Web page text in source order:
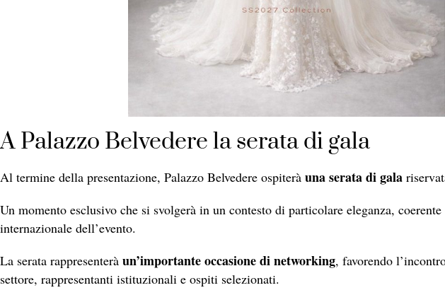
A Palazzo Belvedere la serata di gala
Al termine della presentazione, Palazzo Belvedere ospiterà una serata di gala
Un momento esclusivo che si svolgerà in un contesto di particolare eleganza,
internazionale dell’evento.
La serata rappresenterà un’importante occasione di networking, favorendo
settore, rappresentanti istituzionali e ospiti selezionati.